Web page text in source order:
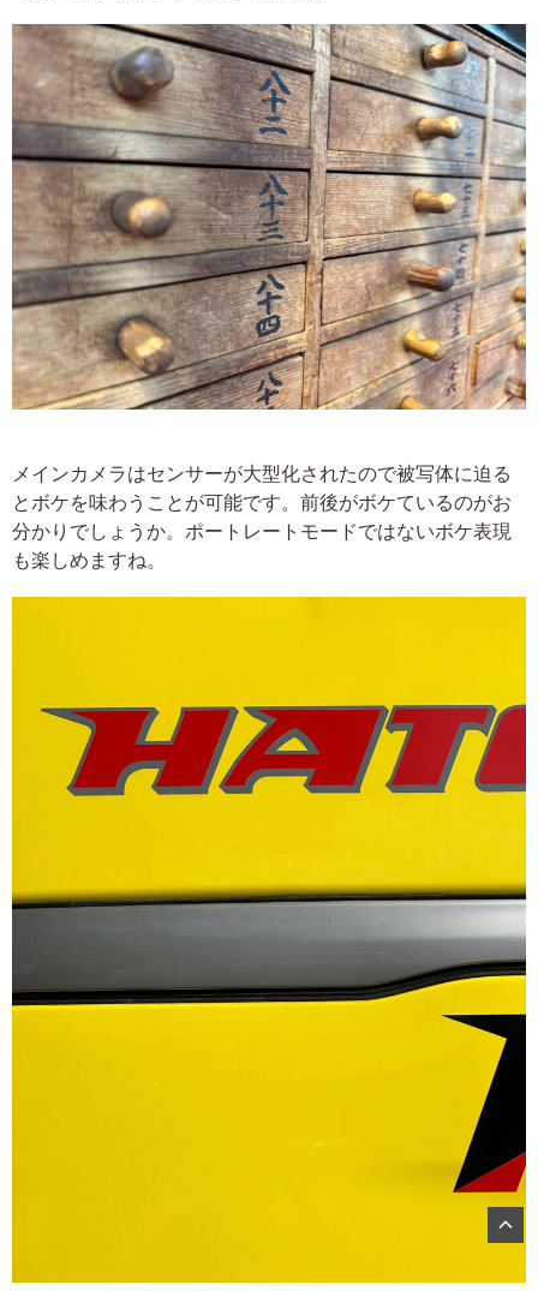
メインカメラはセンサーが大型化されたので被写体に迫る
とボケを味わうことが可能です。前後がボケているのがお
分かりでしょうか。ポートレートモードではないボケ表現
も楽しめますね。